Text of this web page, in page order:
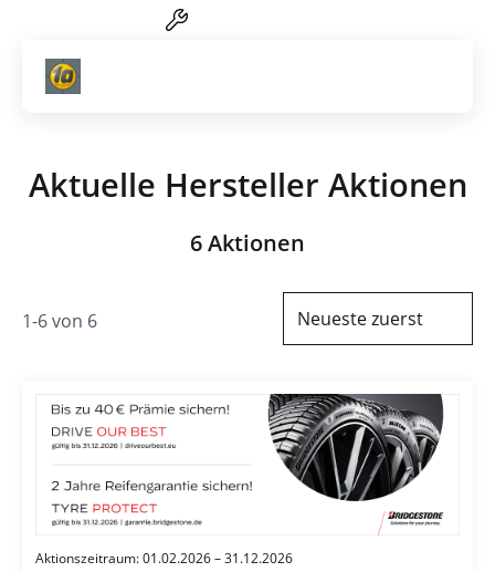
Aktuelle Hersteller Aktionen
6 Aktionen
1-6 von 6 Neueste zuerst
Aktionszeitraum: 01.02.2026 – 31.12.2026